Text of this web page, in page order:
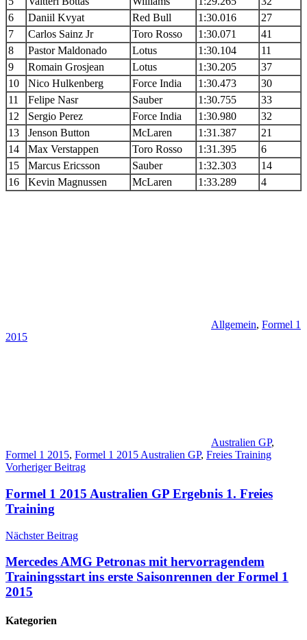
6
Daniil Kvyat Red Bull 1:30.016
27
7
Carlos Sainz Jr Toro Rosso 1:30.071
41
8
Pastor Maldonado Lotus 1:30.104
11
9
Romain Grosjean Lotus 1:30.205
37
10
Nico Hulkenberg Force India 1:30.473
30
11
Felipe Nasr Sauber 1:30.755
33
12
Sergio Perez Force India 1:30.980
32
13
Jenson Button McLaren 1:31.387
21
14
Max Verstappen Toro Rosso 1:31.395
6
15
Marcus Ericsson Sauber 1:32.303
14
16
Kevin Magnussen McLaren 1:33.289 4
Allgemein, Formel 1
2015
Australien GP,
Formel 1 2015, Formel 1 2015 Australien GP, Freies Training
Beitragsnavigation
Vorheriger Beitrag
Formel 1 2015 Australien GP Ergebnis 1. Freies
Training
Nächster Beitrag
Mercedes AMG Petronas mit hervorragendem
Trainingsstart ins erste Saisonrennen der Formel 1
2015
Kategorien